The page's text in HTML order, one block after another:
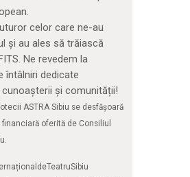
celor care ne-au
și au ales să trăiască
Ne revedem la
întâlniri dedicate
și comunității!
ASTRA Sibiu se desfășoară
oferită de Consiliul